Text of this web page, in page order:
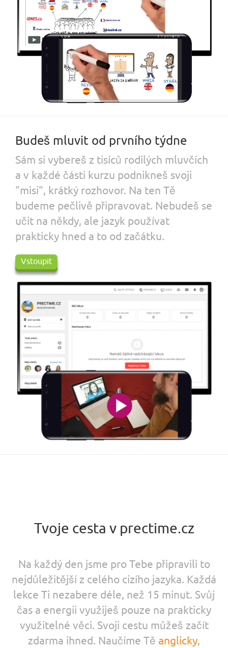
Budeš mluvit od prvního týdne
Sám si vybereš z tisíců rodilých mluvčích
a v každé části kurzu podnikneš svoji
"misi", krátký rozhovor. Na ten Tě
budeme pečlivě připravovat. Nebudeš se
učit na někdy, ale jazyk používat
prakticky hned a to od začátku.
Vstoupit
Tvoje cesta v prectime.cz
Na každý den jsme pro Tebe připravili to
nejdůležitější z celého cizího jazyka. Každá
lekce Ti nezabere déle, než 15 minut. Svůj
čas a energii využiješ pouze na prakticky
využitelné věci. Svoji cestu můžeš začít
zdarma ihned. Naučíme Tě anglicky,